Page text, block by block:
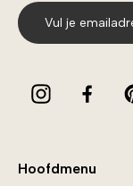
Hoofdmenu